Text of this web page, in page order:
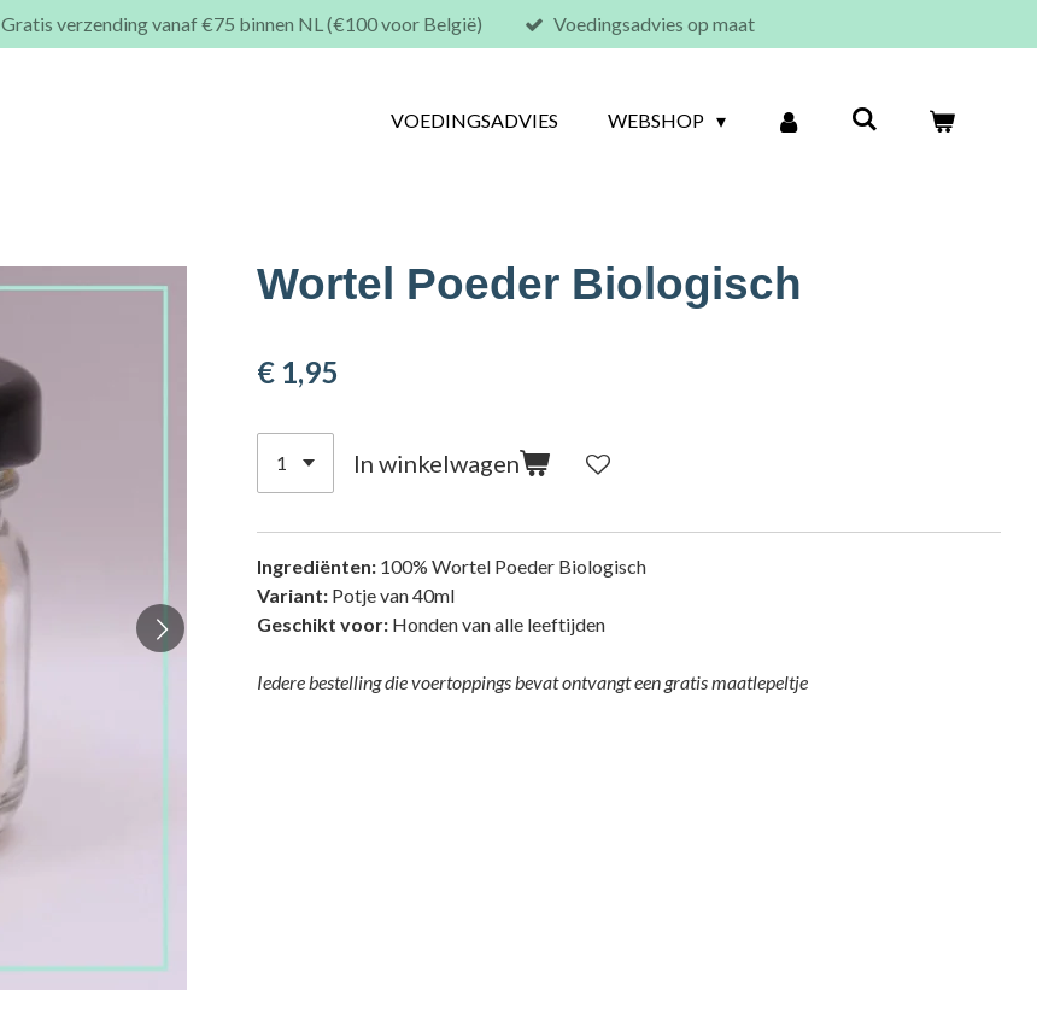
Gratis verzending vanaf €75 binnen NL (€100 voor België) Voedingsadvies op maat
VOEDINGSADVIES WEBSHOP
Wortel Poeder Biologisch
€ 1,95
In winkelwagen
Ingrediënten: 100% Wortel Poeder Biologisch
Variant: Potje van 40ml
Geschikt voor: Honden van alle leeftijden
Iedere bestelling die voertoppings bevat ontvangt een gratis maatlepeltje